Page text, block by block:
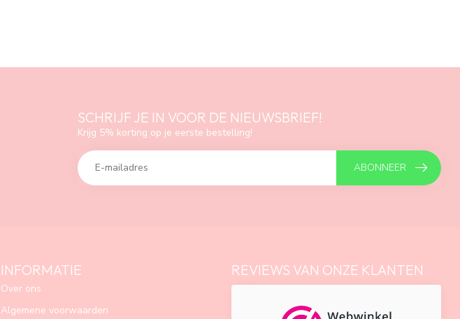
SCHRIJF JE IN VOOR DE NIEUWSBRIEF!
Krijg 5% korting op je eerste bestelling!
ABONNEER
INFORMATIE
Over ons
Algemene voorwaarden
REVIEWS VAN ONZE KLANTEN